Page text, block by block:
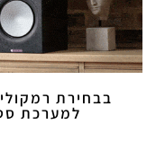
בבחירת
למערכת